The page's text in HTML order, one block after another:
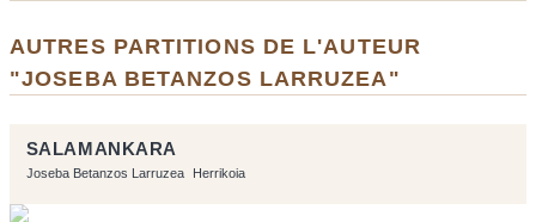
AUTRES PARTITIONS DE L'AUTEUR
"JOSEBA BETANZOS LARRUZEA"
SALAMANKARA
Joseba Betanzos Larruzea Herrikoia